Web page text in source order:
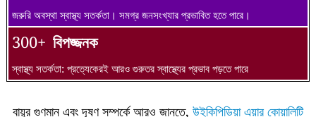
জরুরি অবস্থা স্বাস্থ্য সতর্কতা। সমগ্র জনসংখ্যার প্রভাবিত হতে পারে।
300+ বিপজ্জনক
স্বাস্থ্য সতর্কতা: প্রত্যেকেরই আরও গুরুতর স্বাস্থ্যের প্রভাব পড়তে পারে
বায়ুর গুণমান এবং দূষণ সম্পর্কে আরও জানতে, উইকিপিডিয়া এয়ার কোয়ালিটি